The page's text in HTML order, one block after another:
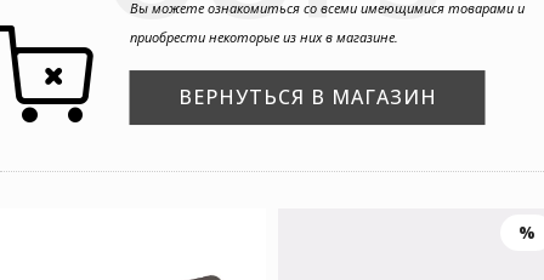
Вы можете ознакомиться со всеми имеющимися товарами и
приобрести некоторые из них в магазине.
ВЕРНУТЬСЯ В МАГАЗИН